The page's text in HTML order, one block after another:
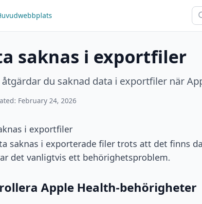
saknas i exportfiler
åtgärdar du saknad data i exportfiler när
February 24, 2026
i exportfiler
saknas i exporterade filer trots att det finns
det vanligtvis ett behörighetsproblem.
Apple Health-behörigheter